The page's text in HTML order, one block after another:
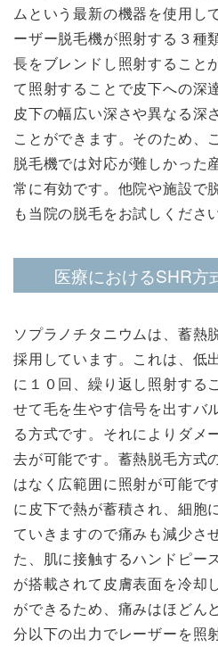
ムという最新の機器を使用し
ーザー脱毛機が照射する３種
長をブレンドし照射すること
て照射することで皮下への深
皮下の幅広い深さや異なる深
ことができます。そのため、
脱毛機では対応が難しかった
常に有効です。他院や施設で
も当院の脱毛をお試しください
医療におけるSHR方
ソプラノチタニウムは、蓄熱
採用しています。これは、低
に１０回、繰り返し照射する
せて毛を生やす信号を出すバ
る方式です。それによりダメ
去が可能です。蓄熱脱毛方式
はなく広範囲に照射が可能で
に皮下で熱が蓄積され、細胞
ていきますので痛みも減少さ
た、肌に接触するハンドピー
が搭載されて皮膚表面を冷却
ができるため、痛みはほどん
分以下の出力でレーザーを照